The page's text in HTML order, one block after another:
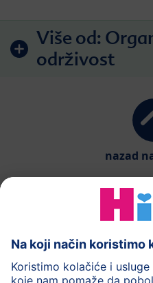
Više od:
održivost
nazad
HiPP mliječna formula